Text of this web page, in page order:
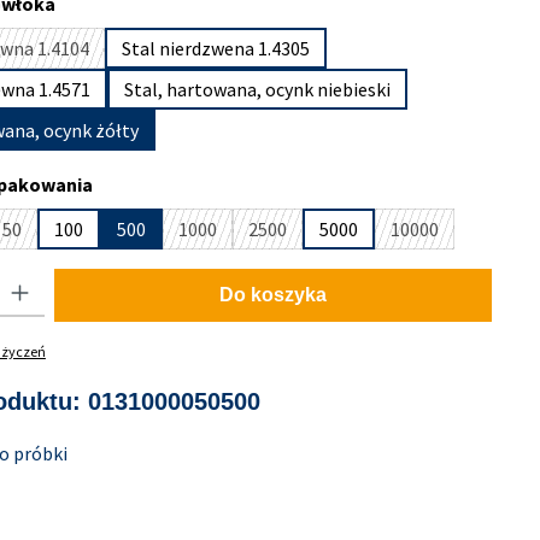
1.4104
opcja jest obecnie niedostępna.)
Stal nierdzwena 1.4305
1.4571
Stal, hartowana, ocynk niebieski
ocynk żółty
obecnie niedostępna.)
jest obecnie niedostępna.)
50
(Ta opcja jest obecnie niedostępna.)
100 500 1000
(Ta opcja jest obecnie niedostępna.)
2500
(Ta opcja jest obecnie niedostępna.)
5000 10000
(Ta opcja jest
żądaną ilość lub użyj przycisków, aby zwiększyć lub zmniejszyć
Do koszyka
0131000050500
próbki